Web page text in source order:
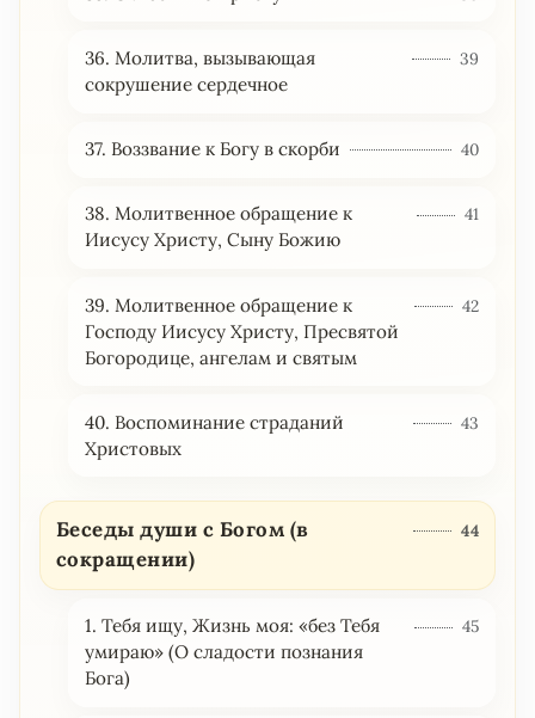
36. Молитва, вызывающая
сокрушение сердечное
39
37. Воззвание к Богу в скорби 40
38. Молитвенное обращение к
Иисусу Христу, Сыну Божию
41
39. Молитвенное обращение к
Господу Иисусу Христу, Пресвятой
Богородице, ангелам и святым
42
40. Воспоминание страданий
Христовых
43
Беседы души с Богом (в
сокращении)
44
1. Тебя ищу, Жизнь моя: «без Тебя
умираю» (О сладости познания
Бога)
45